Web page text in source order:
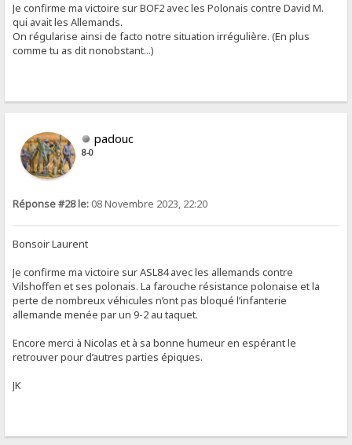
Je confirme ma victoire sur BOF2 avec les Polonais contre David M.
qui avait les Allemands.
On régularise ainsi de facto notre situation irrégulière. (En plus
comme tu as dit nonobstant...)
padouc
8-0
Réponse #28 le: 08 Novembre 2023, 22:20
Bonsoir Laurent
Je confirme ma victoire sur ASL84 avec les allemands contre
Vilshoffen et ses polonais. La farouche résistance polonaise et la
perte de nombreux véhicules n’ont pas bloqué l’infanterie
allemande menée par un 9-2 au taquet.
Encore merci à Nicolas et à sa bonne humeur en espérant le
retrouver pour d’autres parties épiques.
JK